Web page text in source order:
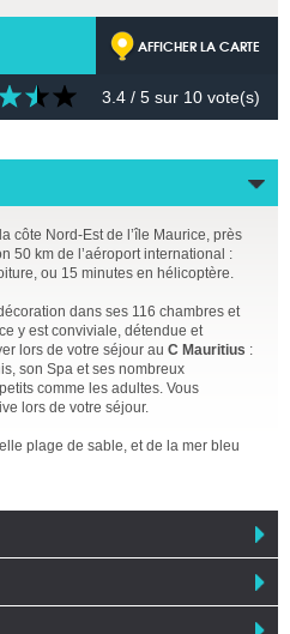
AFFICHER LA CARTE
3.4 / 5 sur 10 vote(s)
côte Nord-Est de l’île Maurice, près
50 km de l’aéroport international :
ou 15 minutes en hélicoptère.
dans ses 116 chambres et
y est conviviale, détendue et
lors de votre séjour au C Mauritius :
son Spa et ses nombreux
comme les adultes. Vous
lors de votre séjour.
plage de sable, et de la mer bleu